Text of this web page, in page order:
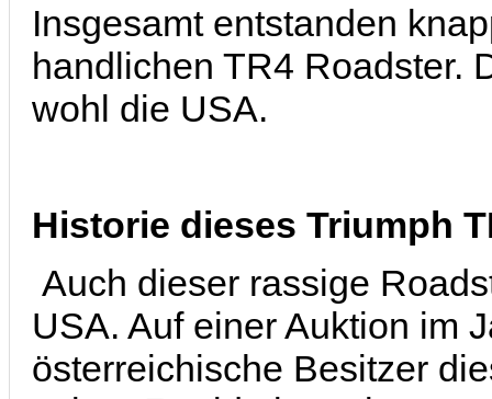
Insgesamt entstanden
handlichen TR4 Roadster.
wohl die USA.
Historie dieses Triumph
Auch dieser rassige
USA. Auf einer Auktion im
österreichische Besitzer